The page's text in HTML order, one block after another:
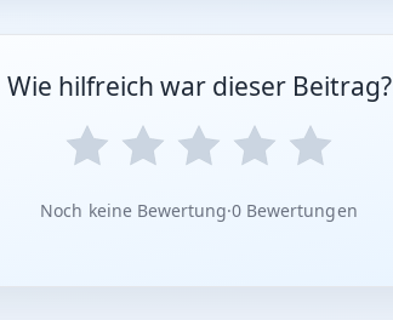
Wie hilfreich war dieser Beitrag?
Noch keine Bewertung·0 Bewertungen